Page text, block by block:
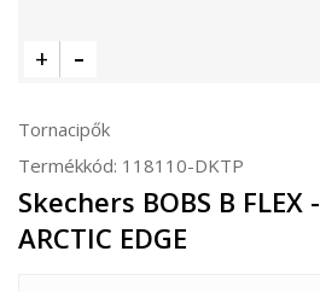
Tornacipők
Termékkód: 118110-DKTP
Skechers BOBS B FLEX -
ARCTIC EDGE